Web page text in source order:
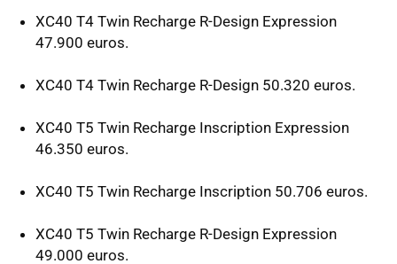
XC40 T4 Twin Recharge R-Design Expression
47.900 euros.
XC40 T4 Twin Recharge R-Design 50.320 euros.
XC40 T5 Twin Recharge Inscription Expression
46.350 euros.
XC40 T5 Twin Recharge Inscription 50.706 euros.
XC40 T5 Twin Recharge R-Design Expression
49.000 euros.